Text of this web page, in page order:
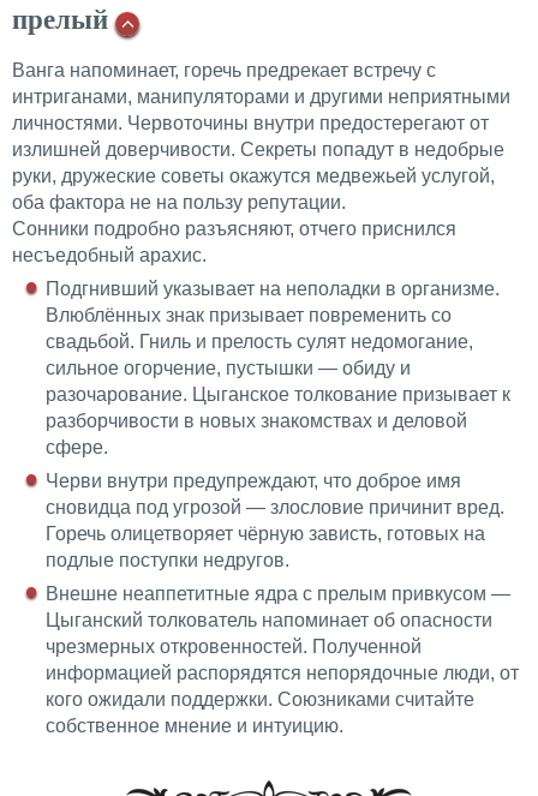
прелый
Ванга напоминает, горечь предрекает встречу с
интриганами, манипуляторами и другими неприятными
личностями. Червоточины внутри предостерегают от
излишней доверчивости. Секреты попадут в недобрые
руки, дружеские советы окажутся медвежьей услугой,
оба фактора не на пользу репутации.
Сонники подробно разъясняют, отчего приснился
несъедобный арахис.
Подгнивший указывает на неполадки в организме.
Влюблённых знак призывает повременить со
свадьбой. Гниль и прелость сулят недомогание,
сильное огорчение, пустышки — обиду и
разочарование. Цыганское толкование призывает к
разборчивости в новых знакомствах и деловой
сфере.
Черви внутри предупреждают, что доброе имя
сновидца под угрозой — злословие причинит вред.
Горечь олицетворяет чёрную зависть, готовых на
подлые поступки недругов.
Внешне неаппетитные ядра с прелым привкусом —
Цыганский толкователь напоминает об опасности
чрезмерных откровенностей. Полученной
информацией распорядятся непорядочные люди, от
кого ожидали поддержки. Союзниками считайте
собственное мнение и интуицию.